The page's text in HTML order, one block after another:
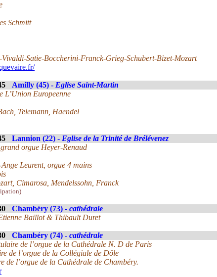
Schmitt
Satie-Boccherini-Franck-Grieg-Schubert-Bizet-Mozart
Amilly (45) - Eglise Saint-Martin
L’Union Europeenne
Telemann, Haendel
Lannion (22) - Eglise de la Trinité de Brélévenez
orgue Heyer-Renaud
Leurent, orgue 4 mains
Cimarosa, Mendelssohn, Franck
Chambéry (73) - cathédrale
Baillot & Thibault Duret
Chambéry (74) - cathédrale
de l’orgue de la Cathédrale N. D de Paris
de l’orgue de la Collégiale de Dôle
de l’orgue de la Cathédrale de Chambéry.